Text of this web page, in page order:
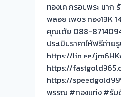
วัน
นี้!
ทองเค กรอบพระ นาก
พลอย เพชร ทอง18K
คุณเต้ย 088-
ประเมินราคาให้ฟรีถ่าย
https://lin.ee/
https://
https://
พรรณ #ทองแท่ง #รับ